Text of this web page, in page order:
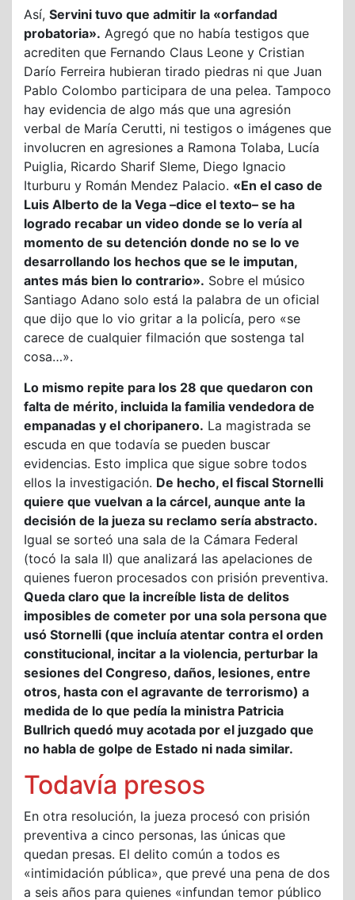
Así, Servini tuvo que admitir la «orfandad
probatoria». Agregó que no había testigos que
acrediten que Fernando Claus Leone y Cristian
Darío Ferreira hubieran tirado piedras ni que Juan
Pablo Colombo participara de una pelea. Tampoco
hay evidencia de algo más que una agresión
verbal de María Cerutti, ni testigos o imágenes que
involucren en agresiones a Ramona Tolaba, Lucía
Puiglia, Ricardo Sharif Sleme, Diego Ignacio
Iturburu y Román Mendez Palacio. «En el caso de
Luis Alberto de la Vega –dice el texto– se ha
logrado recabar un video donde se lo vería al
momento de su detención donde no se lo ve
desarrollando los hechos que se le imputan,
antes más bien lo contrario». Sobre el músico
Santiago Adano solo está la palabra de un oficial
que dijo que lo vio gritar a la policía, pero «se
carece de cualquier filmación que sostenga tal
cosa…».
Lo mismo repite para los 28 que quedaron con
falta de mérito, incluida la familia vendedora de
empanadas y el choripanero. La magistrada se
escuda en que todavía se pueden buscar
evidencias. Esto implica que sigue sobre todos
ellos la investigación. De hecho, el fiscal Stornelli
quiere que vuelvan a la cárcel, aunque ante la
decisión de la jueza su reclamo sería abstracto.
Igual se sorteó una sala de la Cámara Federal
(tocó la sala II) que analizará las apelaciones de
quienes fueron procesados con prisión preventiva.
Queda claro que la increíble lista de delitos
imposibles de cometer por una sola persona que
usó Stornelli (que incluía atentar contra el orden
constitucional, incitar a la violencia, perturbar la
sesiones del Congreso, daños, lesiones, entre
otros, hasta con el agravante de terrorismo) a
medida de lo que pedía la ministra Patricia
Bullrich quedó muy acotada por el juzgado que
no habla de golpe de Estado ni nada similar.
Todavía presos
En otra resolución, la jueza procesó con prisión
preventiva a cinco personas, las únicas que
quedan presas. El delito común a todos es
«intimidación pública», que prevé una pena de dos
a seis años para quienes «infundan temor público